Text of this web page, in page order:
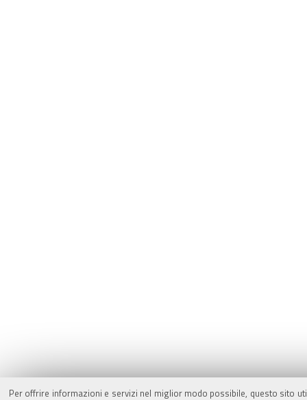
Per offrire informazioni e servizi nel miglior modo possibile, questo sito